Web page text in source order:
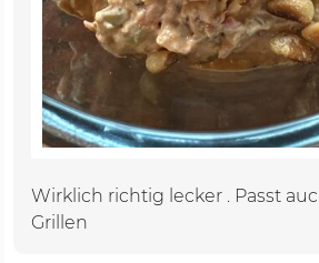
Wirklich richtig lecker . Passt
Grillen